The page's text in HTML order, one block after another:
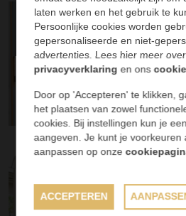
laten werken en het gebruik te
Persoonlijke cookies worden
gepersonaliseerde en niet-
advertenties. Lees hier meer
privacyverklaring en ons
Door op 'Accepteren' te klikken,
het plaatsen van zowel
cookies. Bij instellingen kun je
aangeven. Je kunt je voorkeuren
aanpassen op onze
ACCEPTEREN